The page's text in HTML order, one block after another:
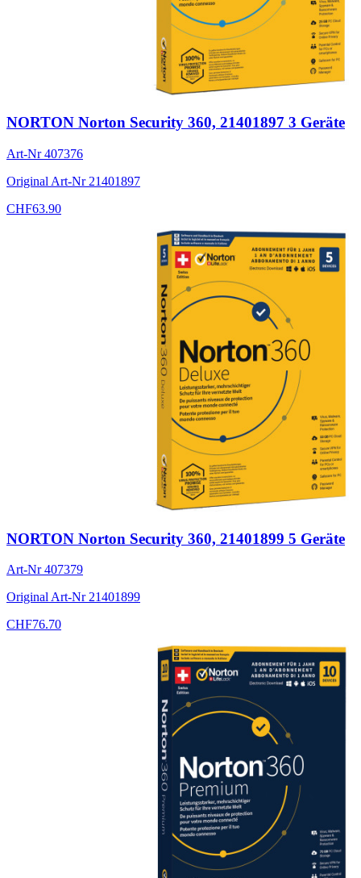
NORTON Norton Security 360, 21401897 3 Geräte
Art-Nr407376
Original Art-Nr 21401897
CHF63.90
NORTON Norton Security 360, 21401899 5 Geräte
Art-Nr407379
Original Art-Nr21401899
CHF76.70